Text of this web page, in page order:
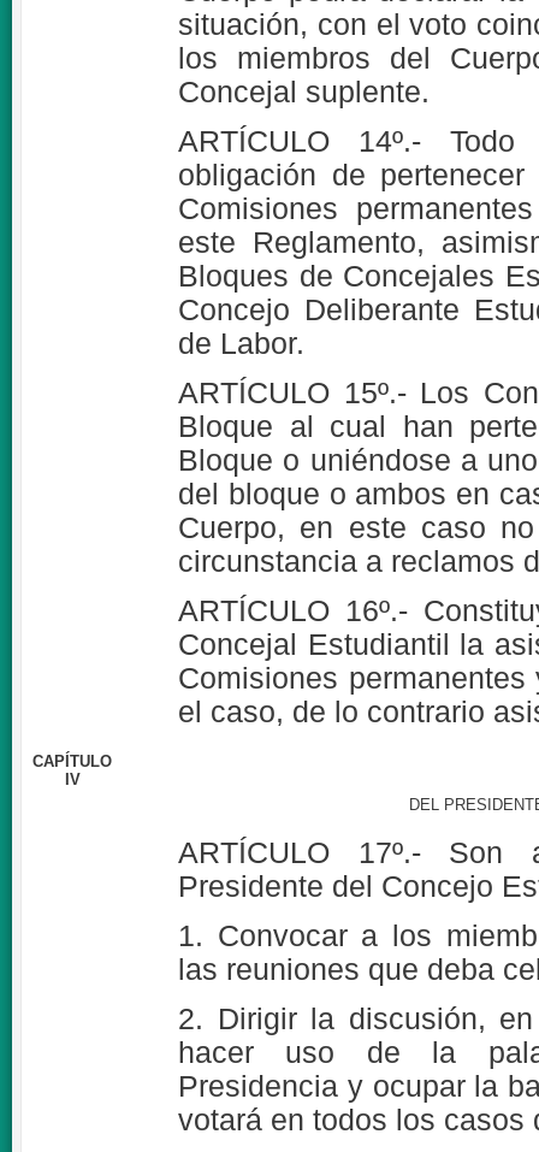
situación, con el voto
los miembros del
Concejal suplente.
ARTÍCULO 14º.-
obligación de
Comisiones
este Reglamento,
Bloques de Concejales
Concejo Deliberante
de Labor.
ARTÍCULO 15º.- Los
Bloque al cual han
Bloque o uniéndose a
del bloque o ambos en
Cuerpo, en este caso
circunstancia a reclamos
ARTÍCULO 16º.-
Concejal Estudiantil la
Comisiones
el caso, de lo contrario
CAPÍTULO
IV
DEL
ARTÍCULO 17º.- Son
Presidente del Concejo
1. Convocar a los
las reuniones que deba
2. Dirigir la discusión,
hacer uso de la
Presidencia y ocupar la
votará en todos los casos